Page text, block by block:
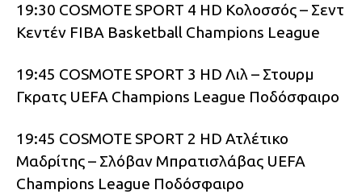
19:30 COSMOTE SPORT 4 HD Κολοσσός – Σεντ
Κεντέν FIBA Basketball Champions League
19:45 COSMOTE SPORT 3 HD Λιλ – Στουρμ
Γκρατς UEFA Champions League Ποδόσφαιρο
19:45 COSMOTE SPORT 2 HD Ατλέτικο
Μαδρίτης – Σλόβαν Μπρατισλάβας UEFA
Champions League Ποδόσφαιρο